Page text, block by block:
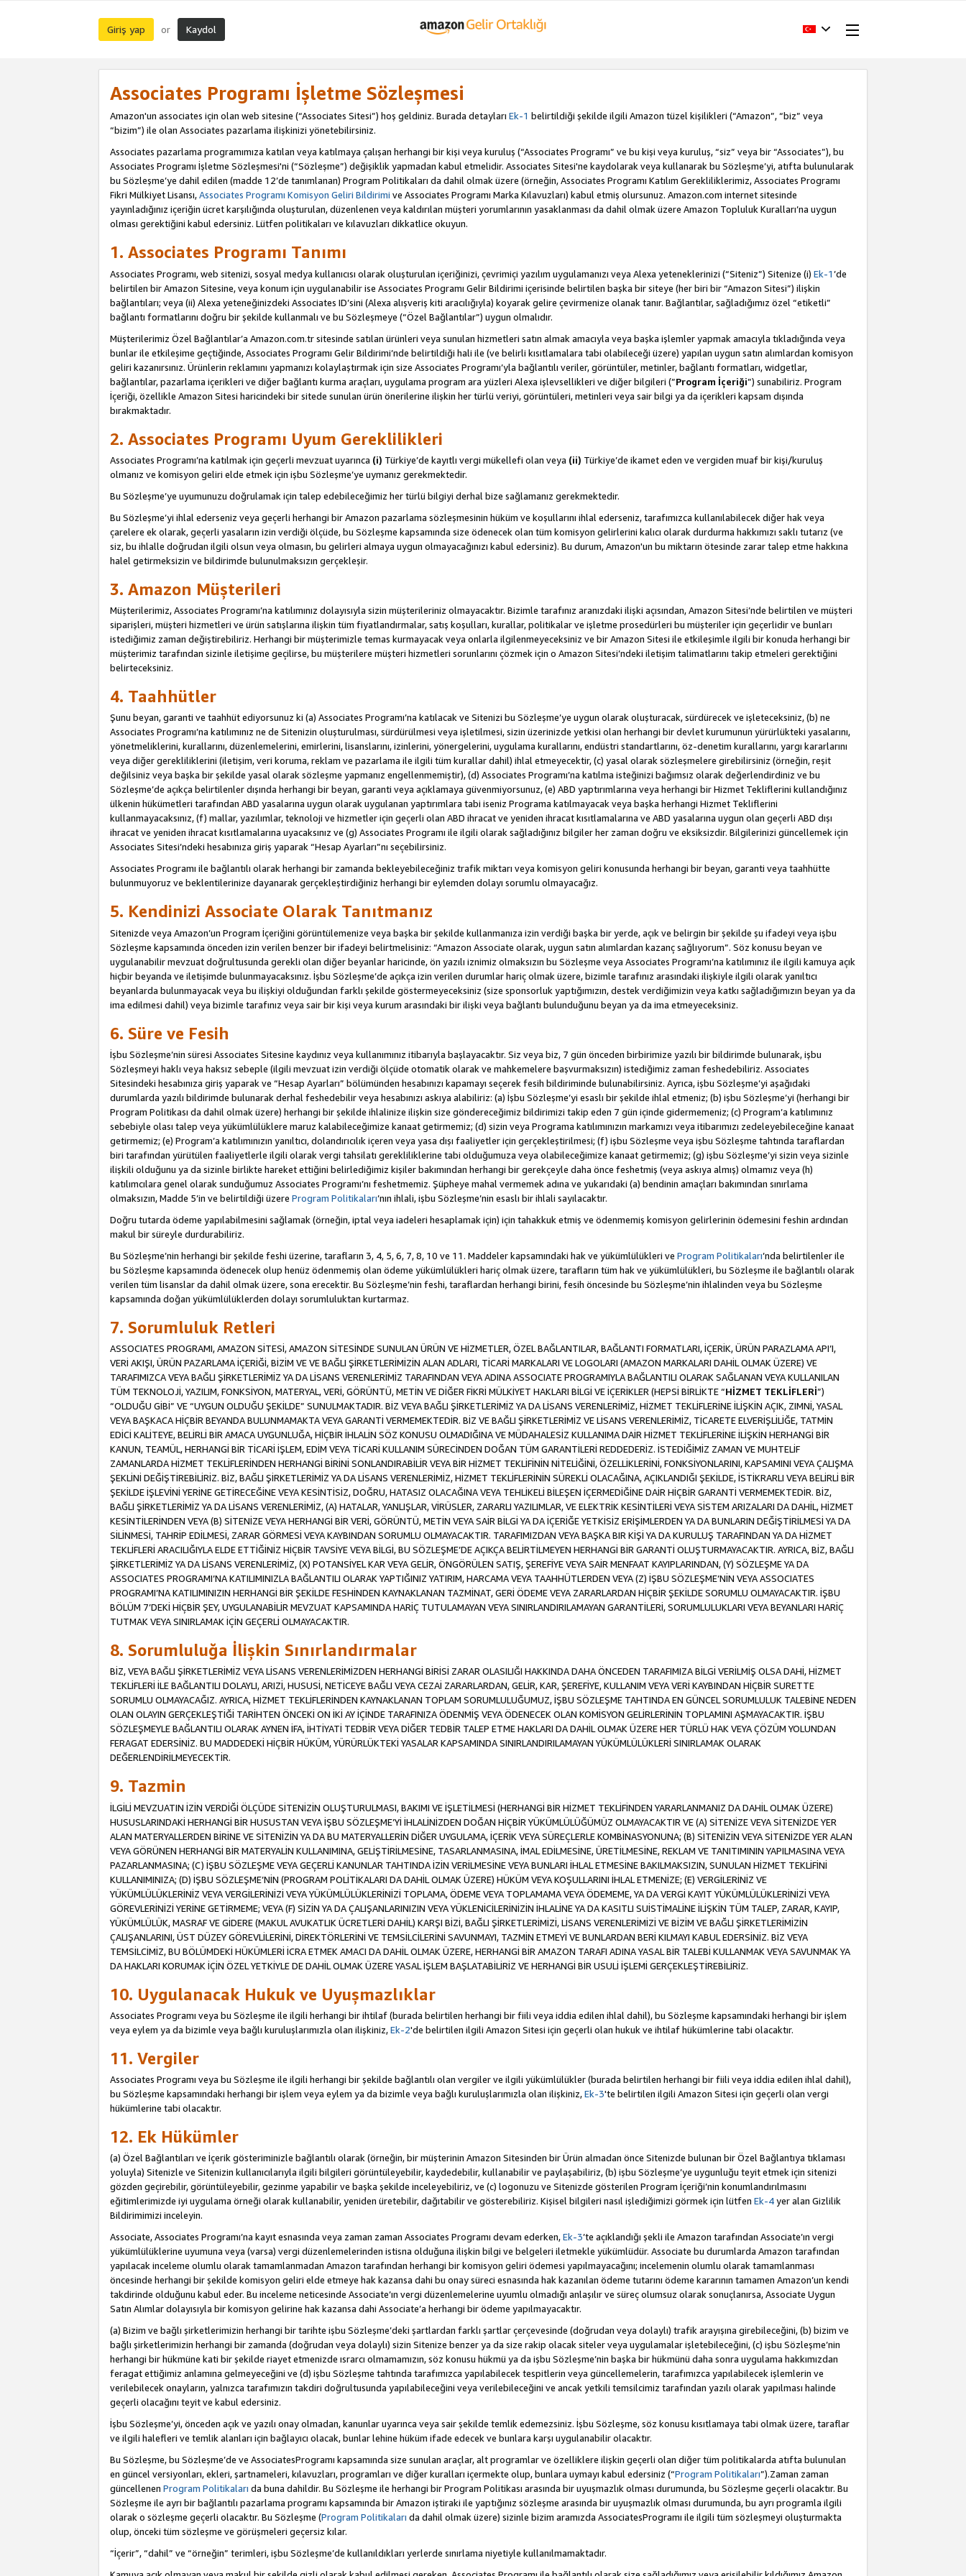
Giriş yap or Kaydol
Associates Programı İşletme Sözleşmesi
Amazon'un associates için olan web sitesine (“Associates Sitesi”) hoş geldiniz. Burada detayları Ek-1 belirtildiği şekilde ilgili Amazon tüzel kişilikleri (“Amazon”, “biz” veya
“bizim”) ile olan Associates pazarlama ilişkinizi yönetebilirsiniz.
Associates pazarlama programımıza katılan veya katılmaya çalışan herhangi bir kişi veya kuruluş (“Associates Programı” ve bu kişi veya kuruluş, “siz” veya bir “Associates”), bu
Associates Programı İşletme Sözleşmesi'ni (“Sözleşme”) değişiklik yapmadan kabul etmelidir. Associates Sitesi'ne kaydolarak veya kullanarak bu Sözleşme’yi, atıfta bulunularak
bu Sözleşme’ye dahil edilen (madde 12’de tanımlanan) Program Politikaları da dahil olmak üzere (örneğin, Associates Programı Katılım Gerekliliklerimiz, Associates Programı
Fikri Mülkiyet Lisansı,Associates Programı Komisyon Geliri Bildirimi ve Associates Programı Marka Kılavuzları) kabul etmiş olursunuz. Amazon.com internet sitesinde
yayınladığınız içeriğin ücret karşılığında oluşturulan, düzenlenen veya kaldırılan müşteri yorumlarının yasaklanması da dahil olmak üzere Amazon Topluluk Kuralları’na uygun
olması gerektiğini kabul edersiniz. Lütfen politikaları ve kılavuzları dikkatlice okuyun.
1. Associates Programı Tanımı
Associates Programı, web sitenizi, sosyal medya kullanıcısı olarak oluşturulan içeriğinizi, çevrimiçi yazılım uygulamanızı veya Alexa yeteneklerinizi (“Siteniz”) Sitenize (i) Ek-1’de
belirtilen bir Amazon Sitesine, veya konum için uygulanabilir ise Associates Programı Gelir Bildirimi içerisinde belirtilen başka bir siteye (her biri bir “Amazon Sitesi”) ilişkin
bağlantıları; veya (ii) Alexa yeteneğinizdeki Associates ID’sini (Alexa alışveriş kiti aracılığıyla) koyarak gelire çevirmenize olanak tanır. Bağlantılar, sağladığımız özel “etiketli”
bağlantı formatlarını doğru bir şekilde kullanmalı ve bu Sözleşmeye (“Özel Bağlantılar”) uygun olmalıdır.
Müşterilerimiz Özel Bağlantılar’a Amazon.com.tr sitesinde satılan ürünleri veya sunulan hizmetleri satın almak amacıyla veya başka işlemler yapmak amacıyla tıkladığında veya
bunlar ile etkileşime geçtiğinde, Associates Programı Gelir Bildirimi’nde belirtildiği hali ile (ve belirli kısıtlamalara tabi olabileceği üzere) yapılan uygun satın alımlardan komisyon
geliri kazanırsınız. Ürünlerin reklamını yapmanızı kolaylaştırmak için size Associates Programı’yla bağlantılı veriler, görüntüler, metinler, bağlantı formatları, widgetlar,
bağlantılar, pazarlama içerikleri ve diğer bağlantı kurma araçları, uygulama program ara yüzleri Alexa işlevsellikleri ve diğer bilgileri (”Program İçeriği”) sunabiliriz. Program
İçeriği, özellikle Amazon Sitesi haricindeki bir sitede sunulan ürün önerilerine ilişkin her türlü veriyi, görüntüleri, metinleri veya sair bilgi ya da içerikleri kapsam dışında
bırakmaktadır.
2. Associates Programı Uyum Gereklilikleri
Associates Programı’na katılmak için geçerli mevzuat uyarınca (i) Türkiye’de kayıtlı vergi mükellefi olan veya (ii) Türkiye’de ikamet eden ve vergiden muaf bir kişi/kuruluş
olmanız ve komisyon geliri elde etmek için işbu Sözleşme’ye uymanız gerekmektedir.
Bu Sözleşme’ye uyumunuzu doğrulamak için talep edebileceğimiz her türlü bilgiyi derhal bize sağlamanız gerekmektedir.
Bu Sözleşme’yi ihlal ederseniz veya geçerli herhangi bir Amazon pazarlama sözleşmesinin hüküm ve koşullarını ihlal ederseniz, tarafımızca kullanılabilecek diğer hak veya
çarelere ek olarak, geçerli yasaların izin verdiği ölçüde, bu Sözleşme kapsamında size ödenecek olan tüm komisyon gelirlerini kalıcı olarak durdurma hakkımızı saklı tutarız (ve
siz, bu ihlalle doğrudan ilgili olsun veya olmasın, bu gelirleri almaya uygun olmayacağınızı kabul edersiniz). Bu durum, Amazon'un bu miktarın ötesinde zarar talep etme hakkına
halel getirmeksizin ve bildirimde bulunulmaksızın gerçekleşir.
3. Amazon Müşterileri
Müşterilerimiz, Associates Programı’na katılımınız dolayısıyla sizin müşterileriniz olmayacaktır. Bizimle tarafınız aranızdaki ilişki açısından, Amazon Sitesi’nde belirtilen ve müşteri
siparişleri, müşteri hizmetleri ve ürün satışlarına ilişkin tüm fiyatlandırmalar, satış koşulları, kurallar, politikalar ve işletme prosedürleri bu müşteriler için geçerlidir ve bunları
istediğimiz zaman değiştirebiliriz. Herhangi bir müşterimizle temas kurmayacak veya onlarla ilgilenmeyeceksiniz ve bir Amazon Sitesi ile etkileşimle ilgili bir konuda herhangi bir
müşterimiz tarafından sizinle iletişime geçilirse, bu müşterilere müşteri hizmetleri sorunlarını çözmek için o Amazon Sitesi’ndeki iletişim talimatlarını takip etmeleri gerektiğini
belirteceksiniz.
4. Taahhütler
Şunu beyan, garanti ve taahhüt ediyorsunuz ki (a) Associates Programı’na katılacak ve Sitenizi bu Sözleşme’ye uygun olarak oluşturacak, sürdürecek ve işleteceksiniz, (b) ne
Associates Programı’na katılımınız ne de Sitenizin oluşturulması, sürdürülmesi veya işletilmesi, sizin üzerinizde yetkisi olan herhangi bir devlet kurumunun yürürlükteki yasalarını,
yönetmeliklerini, kurallarını, düzenlemelerini, emirlerini, lisanslarını, izinlerini, yönergelerini, uygulama kurallarını, endüstri standartlarını, öz-denetim kurallarını, yargı kararlarını
veya diğer gerekliliklerini (iletişim, veri koruma, reklam ve pazarlama ile ilgili tüm kurallar dahil) ihlal etmeyecektir, (c) yasal olarak sözleşmelere girebilirsiniz (örneğin, reşit
değilsiniz veya başka bir şekilde yasal olarak sözleşme yapmanız engellenmemiştir), (d) Associates Programı’na katılma isteğinizi bağımsız olarak değerlendirdiniz ve bu
Sözleşme’de açıkça belirtilenler dışında herhangi bir beyan, garanti veya açıklamaya güvenmiyorsunuz, (e) ABD yaptırımlarına veya herhangi bir Hizmet Tekliflerini kullandığınız
ülkenin hükümetleri tarafından ABD yasalarına uygun olarak uygulanan yaptırımlara tabi iseniz Programa katılmayacak veya başka herhangi Hizmet Tekliflerini
kullanmayacaksınız, (f) mallar, yazılımlar, teknoloji ve hizmetler için geçerli olan ABD ihracat ve yeniden ihracat kısıtlamalarına ve ABD yasalarına uygun olan geçerli ABD dışı
ihracat ve yeniden ihracat kısıtlamalarına uyacaksınız ve (g) Associates Programı ile ilgili olarak sağladığınız bilgiler her zaman doğru ve eksiksizdir. Bilgilerinizi güncellemek için
Associates Sitesi’ndeki hesabınıza giriş yaparak “Hesap Ayarları”nı seçebilirsiniz.
Associates Programı ile bağlantılı olarak herhangi bir zamanda bekleyebileceğiniz trafik miktarı veya komisyon geliri konusunda herhangi bir beyan, garanti veya taahhütte
bulunmuyoruz ve beklentilerinize dayanarak gerçekleştirdiğiniz herhangi bir eylemden dolayı sorumlu olmayacağız.
5. Kendinizi Associate Olarak Tanıtmanız
Sitenizde veya Amazon’un Program İçeriğini görüntülemenize veya başka bir şekilde kullanmanıza izin verdiği başka bir yerde, açık ve belirgin bir şekilde şu ifadeyi veya işbu
Sözleşme kapsamında önceden izin verilen benzer bir ifadeyi belirtmelisiniz: “Amazon Associate olarak, uygun satın alımlardan kazanç sağlıyorum”. Söz konusu beyan ve
uygulanabilir mevzuat doğrultusunda gerekli olan diğer beyanlar haricinde, ön yazılı iznimiz olmaksızın bu Sözleşme veya Associates Programı’na katılımınız ile ilgili kamuya açık
hiçbir beyanda ve iletişimde bulunmayacaksınız. İşbu Sözleşme’de açıkça izin verilen durumlar hariç olmak üzere, bizimle tarafınız arasındaki ilişkiyle ilgili olarak yanıltıcı
beyanlarda bulunmayacak veya bu ilişkiyi olduğundan farklı şekilde göstermeyeceksiniz (size sponsorluk yaptığımızın, destek verdiğimizin veya katkı sağladığımızın beyan ya da
ima edilmesi dahil) veya bizimle tarafınız veya sair bir kişi veya kurum arasındaki bir ilişki veya bağlantı bulunduğunu beyan ya da ima etmeyeceksiniz.
6. Süre ve Fesih
İşbu Sözleşme’nin süresi Associates Sitesine kaydınız veya kullanımınız itibarıyla başlayacaktır. Siz veya biz, 7 gün önceden birbirimize yazılı bir bildirimde bulunarak, işbu
Sözleşmeyi haklı veya haksız sebeple (ilgili mevzuat izin verdiği ölçüde otomatik olarak ve mahkemelere başvurmaksızın) istediğimiz zaman feshedebiliriz. Associates
Sitesindeki hesabınıza giriş yaparak ve “Hesap Ayarları” bölümünden hesabınızı kapamayı seçerek fesih bildiriminde bulunabilirsiniz. Ayrıca, işbu Sözleşme’yi aşağıdaki
durumlarda yazılı bildirimde bulunarak derhal feshedebilir veya hesabınızı askıya alabiliriz: (a) İşbu Sözleşme’yi esaslı bir şekilde ihlal etmeniz; (b) işbu Sözleşme’yi (herhangi bir
Program Politikası da dahil olmak üzere) herhangi bir şekilde ihlalinize ilişkin size göndereceğimiz bildirimizi takip eden 7 gün içinde gidermemeniz; (c) Program’a katılımınız
sebebiyle olası talep veya yükümlülüklere maruz kalabileceğimize kanaat getirmemiz; (d) sizin veya Programa katılımınızın markamızı veya itibarımızı zedeleyebileceğine kanaat
getirmemiz; (e) Program’a katılımınızın yanıltıcı, dolandırıcılık içeren veya yasa dışı faaliyetler için gerçekleştirilmesi; (f) işbu Sözleşme veya işbu Sözleşme tahtında taraflardan
biri tarafından yürütülen faaliyetlerle ilgili olarak vergi tahsilatı gerekliliklerine tabi olduğumuza veya olabileceğimize kanaat getirmemiz; (g) işbu Sözleşme’yi sizin veya sizinle
ilişkili olduğunu ya da sizinle birlikte hareket ettiğini belirlediğimiz kişiler bakımından herhangi bir gerekçeyle daha önce feshetmiş (veya askıya almış) olmamız veya (h)
katılımcılara genel olarak sunduğumuz Associates Programı’nı feshetmemiz. Şüpheye mahal vermemek adına ve yukarıdaki (a) bendinin amaçları bakımından sınırlama
olmaksızın, Madde 5’in ve belirtildiği üzere Program Politikaları’nın ihlali, işbu Sözleşme’nin esaslı bir ihlali sayılacaktır.
Doğru tutarda ödeme yapılabilmesini sağlamak (örneğin, iptal veya iadeleri hesaplamak için) için tahakkuk etmiş ve ödenmemiş komisyon gelirlerinin ödemesini feshin ardından
makul bir süreyle durdurabiliriz.
Bu Sözleşme’nin herhangi bir şekilde feshi üzerine, tarafların 3, 4, 5, 6, 7, 8, 10 ve 11. Maddeler kapsamındaki hak ve yükümlülükleri ve Program Politikaları’nda belirtilenler ile
bu Sözleşme kapsamında ödenecek olup henüz ödenmemiş olan ödeme yükümlülükleri hariç olmak üzere, tarafların tüm hak ve yükümlülükleri, bu Sözleşme ile bağlantılı olarak
verilen tüm lisanslar da dahil olmak üzere, sona erecektir. Bu Sözleşme’nin feshi, taraflardan herhangi birini, fesih öncesinde bu Sözleşme’nin ihlalinden veya bu Sözleşme
kapsamında doğan yükümlülüklerden dolayı sorumluluktan kurtarmaz.
7. Sorumluluk Retleri
ASSOCIATES PROGRAMI, AMAZON SİTESİ, AMAZON SİTESİNDE SUNULAN ÜRÜN VE HİZMETLER, ÖZEL BAĞLANTILAR, BAĞLANTI FORMATLARI, İÇERİK, ÜRÜN PARAZLAMA API’I,
VERİ AKIŞI, ÜRÜN PAZARLAMA İÇERİĞİ, BİZİM VE VE BAĞLI ŞİRKETLERİMİZİN ALAN ADLARI, TİCARİ MARKALARI VE LOGOLARI (AMAZON MARKALARI DAHİL OLMAK ÜZERE) VE
TARAFIMIZCA VEYA BAĞLI ŞİRKETLERİMİZ YA DA LİSANS VERENLERİMİZ TARAFINDAN VEYA ADINA ASSOCIATE PROGRAMIYLA BAĞLANTILI OLARAK SAĞLANAN VEYA KULLANILAN
TÜM TEKNOLOJİ, YAZILIM, FONKSİYON, MATERYAL, VERİ, GÖRÜNTÜ, METİN VE DİĞER FİKRİ MÜLKİYET HAKLARI BİLGİ VE İÇERİKLER (HEPSİ BİRLİKTE “HİZMET TEKLİFLERİ”)
“OLDUĞU GİBİ” VE “UYGUN OLDUĞU ŞEKİLDE” SUNULMAKTADIR. BİZ VEYA BAĞLI ŞİRKETLERİMİZ YA DA LİSANS VERENLERİMİZ, HİZMET TEKLİFLERİNE İLİŞKİN AÇIK, ZIMNİ, YASAL
VEYA BAŞKACA HİÇBİR BEYANDA BULUNMAMAKTA VEYA GARANTİ VERMEMEKTEDİR. BİZ VE BAĞLI ŞİRKETLERİMİZ VE LİSANS VERENLERİMİZ, TİCARETE ELVERİŞLİLİĞE, TATMİN
EDİCİ KALİTEYE, BELİRLİ BİR AMACA UYGUNLUĞA, HİÇBİR İHLALİN SÖZ KONUSU OLMADIĞINA VE MÜDAHALESİZ KULLANIMA DAİR HİZMET TEKLİFLERİNE İLİŞKİN HERHANGİ BİR
KANUN, TEAMÜL, HERHANGİ BİR TİCARİ İŞLEM, EDİM VEYA TİCARİ KULLANIM SÜRECİNDEN DOĞAN TÜM GARANTİLERİ REDDEDERİZ. İSTEDİĞİMİZ ZAMAN VE MUHTELİF
ZAMANLARDA HİZMET TEKLİFLERİNDEN HERHANGİ BİRİNİ SONLANDIRABİLİR VEYA BİR HİZMET TEKLİFİNİN NİTELİĞİNİ, ÖZELLİKLERİNİ, FONKSİYONLARINI, KAPSAMINI VEYA ÇALIŞMA
ŞEKLİNİ DEĞİŞTİREBİLİRİZ. BİZ, BAĞLI ŞİRKETLERİMİZ YA DA LİSANS VERENLERİMİZ, HİZMET TEKLİFLERİNİN SÜREKLİ OLACAĞINA, AÇIKLANDIĞI ŞEKİLDE, İSTİKRARLI VEYA BELİRLİ BİR
ŞEKİLDE İŞLEVİNİ YERİNE GETİRECEĞİNE VEYA KESİNTİSİZ, DOĞRU, HATASIZ OLACAĞINA VEYA TEHLİKELİ BİLEŞEN İÇERMEDİĞİNE DAİR HİÇBİR GARANTİ VERMEMEKTEDİR. BİZ,
BAĞLI ŞİRKETLERİMİZ YA DA LİSANS VERENLERİMİZ, (A) HATALAR, YANLIŞLAR, VİRÜSLER, ZARARLI YAZILIMLAR, VE ELEKTRİK KESİNTİLERİ VEYA SİSTEM ARIZALARI DA DAHİL, HİZMET
KESİNTİLERİNDEN VEYA (B) SİTENİZE VEYA HERHANGİ BİR VERİ, GÖRÜNTÜ, METİN VEYA SAİR BİLGİ YA DA İÇERİĞE YETKİSİZ ERİŞİMLERDEN YA DA BUNLARIN DEĞİŞTİRİLMESİ YA DA
SİLİNMESİ, TAHRİP EDİLMESİ, ZARAR GÖRMESİ VEYA KAYBINDAN SORUMLU OLMAYACAKTIR. TARAFIMIZDAN VEYA BAŞKA BIR KİŞİ YA DA KURULUŞ TARAFINDAN YA DA HİZMET
TEKLİFLERİ ARACILIĞIYLA ELDE ETTİĞİNİZ HİÇBİR TAVSİYE VEYA BİLGİ, BU SÖZLEŞME’DE AÇIKÇA BELİRTİLMEYEN HERHANGİ BİR GARANTİ OLUŞTURMAYACAKTIR. AYRICA, BİZ, BAĞLI
ŞİRKETLERİMİZ YA DA LİSANS VERENLERİMİZ, (X) POTANSİYEL KAR VEYA GELİR, ÖNGÖRÜLEN SATIŞ, ŞEREFİYE VEYA SAİR MENFAAT KAYIPLARINDAN, (Y) SÖZLEŞME YA DA
ASSOCIATES PROGRAMI’NA KATILIMINIZLA BAĞLANTILI OLARAK YAPTIĞINIZ YATIRIM, HARCAMA VEYA TAAHHÜTLERDEN VEYA (Z) İŞBU SÖZLEŞME’NİN VEYA ASSOCIATES
PROGRAMI’NA KATILIMINIZIN HERHANGİ BİR ŞEKİLDE FESHİNDEN KAYNAKLANAN TAZMİNAT, GERİ ÖDEME VEYA ZARARLARDAN HİÇBİR ŞEKİLDE SORUMLU OLMAYACAKTIR. İŞBU
BÖLÜM 7’DEKİ HİÇBİR ŞEY, UYGULANABİLİR MEVZUAT KAPSAMINDA HARİÇ TUTULAMAYAN VEYA SINIRLANDIRILAMAYAN GARANTİLERİ, SORUMLULUKLARI VEYA BEYANLARI HARİÇ
TUTMAK VEYA SINIRLAMAK İÇİN GEÇERLİ OLMAYACAKTIR.
8. Sorumluluğa İlişkin Sınırlandırmalar
BİZ, VEYA BAĞLI ŞİRKETLERİMİZ VEYA LİSANS VERENLERİMİZDEN HERHANGİ BİRİSİ ZARAR OLASILIĞI HAKKINDA DAHA ÖNCEDEN TARAFIMIZA BİLGİ VERİLMİŞ OLSA DAHİ, HİZMET
TEKLİFLERİ İLE BAĞLANTILI DOLAYLI, ARIZİ, HUSUSİ, NETİCEYE BAĞLI VEYA CEZAİ ZARARLARDAN, GELİR, KAR, ŞEREFİYE, KULLANIM VEYA VERİ KAYBINDAN HİÇBİR SURETTE
SORUMLU OLMAYACAĞIZ. AYRICA, HİZMET TEKLİFLERİNDEN KAYNAKLANAN TOPLAM SORUMLULUĞUMUZ, İŞBU SÖZLEŞME TAHTINDA EN GÜNCEL SORUMLULUK TALEBİNE NEDEN
OLAN OLAYIN GERÇEKLEŞTİĞİ TARİHTEN ÖNCEKİ ON İKİ AY İÇİNDE TARAFINIZA ÖDENMİŞ VEYA ÖDENECEK OLAN KOMİSYON GELİRLERİNİN TOPLAMINI AŞMAYACAKTIR. İŞBU
SÖZLEŞMEYLE BAĞLANTILI OLARAK AYNEN İFA, İHTİYATİ TEDBİR VEYA DİĞER TEDBİR TALEP ETME HAKLARI DA DAHİL OLMAK ÜZERE HER TÜRLÜ HAK VEYA ÇÖZÜM YOLUNDAN
FERAGAT EDERSİNİZ. BU MADDEDEKİ HİÇBİR HÜKÜM, YÜRÜRLÜKTEKİ YASALAR KAPSAMINDA SINIRLANDIRILAMAYAN YÜKÜMLÜLÜKLERİ SINIRLAMAK OLARAK
DEĞERLENDİRİLMEYECEKTİR.
9. Tazmin
İLGİLİ MEVZUATIN İZİN VERDİĞİ ÖLÇÜDE SİTENİZİN OLUŞTURULMASI, BAKIMI VE İŞLETİLMESİ (HERHANGİ BİR HİZMET TEKLİFİNDEN YARARLANMANIZ DA DAHİL OLMAK ÜZERE)
HUSUSLARINDAKİ HERHANGİ BİR HUSUSTAN VEYA İŞBU SÖZLEŞME’Yİ İHLALİNİZDEN DOĞAN HİÇBİR YÜKÜMLÜLÜĞÜMÜZ OLMAYACAKTIR VE (A) SİTENİZE VEYA SİTENİZDE YER
ALAN MATERYALLERDEN BİRİNE VE SİTENİZİN YA DA BU MATERYALLERİN DİĞER UYGULAMA, İÇERİK VEYA SÜREÇLERLE KOMBİNASYONUNA; (B) SİTENİZİN VEYA SİTENİZDE YER ALAN
VEYA GÖRÜNEN HERHANGİ BİR MATERYALİN KULLANIMINA, GELİŞTİRİLMESİNE, TASARLANMASINA, İMAL EDİLMESİNE, ÜRETİLMESİNE, REKLAM VE TANITIMININ YAPILMASINA VEYA
PAZARLANMASINA; (C) İŞBU SÖZLEŞME VEYA GEÇERLİ KANUNLAR TAHTINDA İZİN VERİLMESİNE VEYA BUNLARI İHLAL ETMESİNE BAKILMAKSIZIN, SUNULAN HİZMET TEKLİFİNİ
KULLANIMINIZA; (D) İŞBU SÖZLEŞME’NİN (PROGRAM POLİTİKALARI DA DAHİL OLMAK ÜZERE) HÜKÜM VEYA KOŞULLARINI İHLAL ETMENİZE; (E) VERGİLERİNİZ VE
YÜKÜMLÜLÜKLERİNİZ VEYA VERGİLERİNİZİ VEYA YÜKÜMLÜLÜKLERİNİZİ TOPLAMA, ÖDEME VEYA TOPLAMAMA VEYA ÖDEMEME, YA DA VERGİ KAYIT YÜKÜMLÜLÜKLERİNİZİ VEYA
GÖREVLERİNİZİ YERİNE GETİRMEME; VEYA (F) SİZİN YA DA ÇALIŞANLARINIZIN VEYA YÜKLENİCİLERİNİZİN İHLALİNE YA DA KASITLI SUİSTİMALİNE İLİŞKİN TÜM TALEP, ZARAR, KAYIP,
YÜKÜMLÜLÜK, MASRAF VE GİDERE (MAKUL AVUKATLIK ÜCRETLERİ DAHİL) KARŞI BİZİ, BAĞLI ŞİRKETLERİMİZİ, LİSANS VERENLERİMİZİ VE BİZİM VE BAĞLI ŞİRKETLERİMİZİN
ÇALIŞANLARINI, ÜST DÜZEY GÖREVLİLERİNİ, DİREKTÖRLERİNİ VE TEMSİLCİLERİNİ SAVUNMAYI, TAZMİN ETMEYİ VE BUNLARDAN BERİ KILMAYI KABUL EDERSİNİZ. BİZ VEYA
TEMSİLCİMİZ, BU BÖLÜMDEKİ HÜKÜMLERİ İCRA ETMEK AMACI DA DAHİL OLMAK ÜZERE, HERHANGİ BİR AMAZON TARAFI ADINA YASAL BİR TALEBİ KULLANMAK VEYA SAVUNMAK YA
DA HAKLARI KORUMAK İÇİN ÖZEL YETKİYLE DE DAHİL OLMAK ÜZERE YASAL İŞLEM BAŞLATABİLİRİZ VE HERHANGİ BİR USULİ İŞLEMİ GERÇEKLEŞTİREBİLİRİZ.
10. Uygulanacak Hukuk ve Uyuşmazlıklar
Associates Programı veya bu Sözleşme ile ilgili herhangi bir ihtilaf (burada belirtilen herhangi bir fiili veya iddia edilen ihlal dahil), bu Sözleşme kapsamındaki herhangi bir işlem
veya eylem ya da bizimle veya bağlı kuruluşlarımızla olan ilişkiniz,Ek-2'de belirtilen ilgili Amazon Sitesi için geçerli olan hukuk ve ihtilaf hükümlerine tabi olacaktır.
11. Vergiler
Associates Programı veya bu Sözleşme ile ilgili herhangi bir şekilde bağlantılı olan vergiler ve ilgili yükümlülükler (burada belirtilen herhangi bir fiili veya iddia edilen ihlal dahil),
bu Sözleşme kapsamındaki herhangi bir işlem veya eylem ya da bizimle veya bağlı kuruluşlarımızla olan ilişkiniz,Ek-3'te belirtilen ilgili Amazon Sitesi için geçerli olan vergi
hükümlerine tabi olacaktır.
12. Ek Hükümler
(a) Özel Bağlantıları ve İçerik gösteriminizle bağlantılı olarak (örneğin, bir müşterinin Amazon Sitesinden bir Ürün almadan önce Sitenizde bulunan bir Özel Bağlantıya tıklaması
yoluyla) Sitenizle ve Sitenizin kullanıcılarıyla ilgili bilgileri görüntüleyebilir, kaydedebilir, kullanabilir ve paylaşabiliriz, (b) işbu Sözleşme’ye uygunluğu teyit etmek için sitenizi
gözden geçirebilir, görüntüleyebilir, gezinme yapabilir ve başka şekilde inceleyebiliriz, ve (c) logonuzu ve Sitenizde gösterilen Program İçeriği’nin konumlandırılmasını
eğitimlerimizde iyi uygulama örneği olarak kullanabilir, yeniden üretebilir, dağıtabilir ve gösterebiliriz. Kişisel bilgileri nasıl işlediğimizi görmek için lütfen Ek-4yer alan Gizlilik
Bildirimimizi inceleyin.
Associate, Associates Programı’na kayıt esnasında veya zaman zaman Associates Programı devam ederken,Ek-3’te açıklandığı şekli ile Amazon tarafından Associate’ın vergi
yükümlülüklerine uyumuna veya (varsa) vergi düzenlemelerinden istisna olduğuna ilişkin bilgi ve belgeleri iletmekle yükümlüdür. Associate bu durumlarda Amazon tarafından
yapılacak inceleme olumlu olarak tamamlanmadan Amazon tarafından herhangi bir komisyon geliri ödemesi yapılmayacağını; incelemenin olumlu olarak tamamlanması
öncesinde herhangi bir şekilde komisyon geliri elde etmeye hak kazansa dahi bu onay süreci esnasında hak kazanılan ödeme tutarını ödeme kararının tamamen Amazon’un kendi
takdirinde olduğunu kabul eder. Bu inceleme neticesinde Associate’ın vergi düzenlemelerine uyumlu olmadığı anlaşılır ve süreç olumsuz olarak sonuçlanırsa, Associate Uygun
Satın Alımlar dolayısıyla bir komisyon gelirine hak kazansa dahi Associate’a herhangi bir ödeme yapılmayacaktır.
(a) Bizim ve bağlı şirketlerimizin herhangi bir tarihte işbu Sözleşme’deki şartlardan farklı şartlar çerçevesinde (doğrudan veya dolaylı) trafik arayışına girebileceğini, (b) bizim ve
bağlı şirketlerimizin herhangi bir zamanda (doğrudan veya dolaylı) sizin Sitenize benzer ya da size rakip olacak siteler veya uygulamalar işletebileceğini, (c) işbu Sözleşme’nin
herhangi bir hükmüne kati bir şekilde riayet etmenizde ısrarcı olmamamızın, söz konusu hükmü ya da işbu Sözleşme’nin başka bir hükmünü daha sonra uygulama hakkımızdan
feragat ettiğimiz anlamına gelmeyeceğini ve (d) işbu Sözleşme tahtında tarafımızca yapılabilecek tespitlerin veya güncellemelerin, tarafımızca yapılabilecek işlemlerin ve
verilebilecek onayların, yalnızca tarafımızın takdiri doğrultusunda yapılabileceğini veya verilebileceğini ve ancak yetkili temsilcimiz tarafından yazılı olarak yapılması halinde
geçerli olacağını teyit ve kabul edersiniz.
İşbu Sözleşme’yi, önceden açık ve yazılı onay olmadan, kanunlar uyarınca veya sair şekilde temlik edemezsiniz. İşbu Sözleşme, söz konusu kısıtlamaya tabi olmak üzere, taraflar
ve ilgili halefleri ve temlik alanları için bağlayıcı olacak, bunlar lehine hüküm ifade edecek ve bunlara karşı uygulanabilir olacaktır.
Bu Sözleşme, bu Sözleşme’de ve AssociatesProgramı kapsamında size sunulan araçlar, alt programlar ve özelliklere ilişkin geçerli olan diğer tüm politikalarda atıfta bulunulan
en güncel versiyonları, ekleri, şartnameleri, kılavuzları, programları ve diğer kuralları içermekte olup, bunlara uymayı kabul edersiniz (“Program Politikaları”).Zaman zaman
güncellenen Program Politikaları da buna dahildir. Bu Sözleşme ile herhangi bir Program Politikası arasında bir uyuşmazlık olması durumunda, bu Sözleşme geçerli olacaktır. Bu
Sözleşme ile ayrı bir bağlantılı pazarlama programı kapsamında bir Amazon iştiraki ile yaptığınız sözleşme arasında bir uyuşmazlık olması durumunda, bu ayrı programla ilgili
olarak o sözleşme geçerli olacaktır. Bu Sözleşme (Program Politikaları da dahil olmak üzere) sizinle bizim aramızda AssociatesProgramı ile ilgili tüm sözleşmeyi oluşturmakta
olup, önceki tüm sözleşme ve görüşmeleri geçersiz kılar.
“İçerir”, “dahil” ve “örneğin” terimleri, işbu Sözleşme’de kullanıldıkları yerlerde sınırlama niyetiyle kullanılmamaktadır.